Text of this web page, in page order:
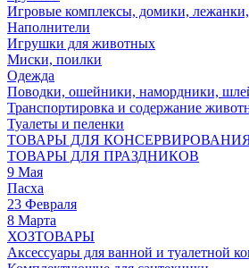
Игровые комплексы, домики, лежанки,
Наполнители
Игрушки для животных
Миски, поилки
Одежда
Поводки, ошейники, намордники,
Транспортировка и содержание
Туалеты и пеленки
ТОВАРЫ ДЛЯ
ТОВАРЫ ДЛЯ ПРАЗДНИКОВ
9 Мая
Пасха
23 Февраля
8 Марта
ХОЗТОВАРЫ
Аксессуары для ванной и туалетной